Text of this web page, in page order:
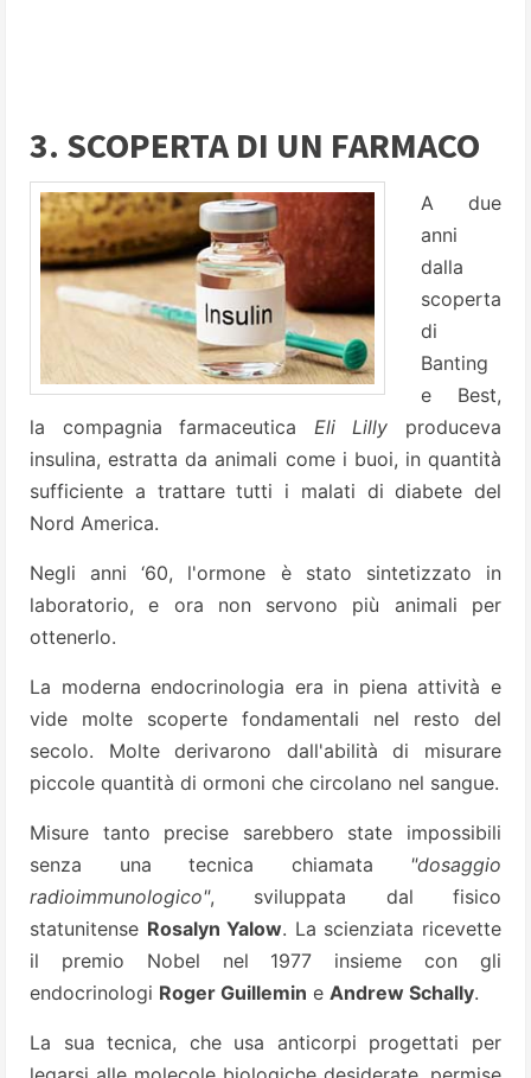
3. SCOPERTA DI UN FARMACO
A due
anni
dalla
scoperta
di
Banting
e Best,
la compagnia farmaceutica Eli Lilly produceva
insulina, estratta da animali come i buoi, in quantità
sufficiente a trattare tutti i malati di diabete del
Nord America.
Negli anni ‘60, l'ormone è stato sintetizzato in
laboratorio, e ora non servono più animali per
ottenerlo.
La moderna endocrinologia era in piena attività e
vide molte scoperte fondamentali nel resto del
secolo. Molte derivarono dall'abilità di misurare
piccole quantità di ormoni che circolano nel sangue.
Misure tanto precise sarebbero state impossibili
senza una tecnica chiamata "dosaggio
radioimmunologico", sviluppata dal fisico
statunitense Rosalyn Yalow. La scienziata ricevette
il premio Nobel nel 1977 insieme con gli
endocrinologi Roger Guillemin e Andrew Schally.
La sua tecnica, che usa anticorpi progettati per